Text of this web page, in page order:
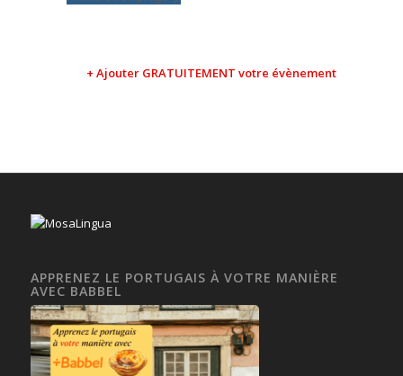
+ Ajouter GRATUITEMENT votre évènement
APPRENEZ LE PORTUGAIS À VOTRE MANIÈRE
AVEC BABBEL